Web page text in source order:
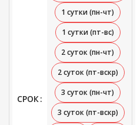
СРОК
1 сутки (пн-чт)
1 сутки (пт-вс)
2 суток (пн-чт)
2 суток (пт-вскр)
3 суток (пн-чт)
3 суток (пт-вскр)